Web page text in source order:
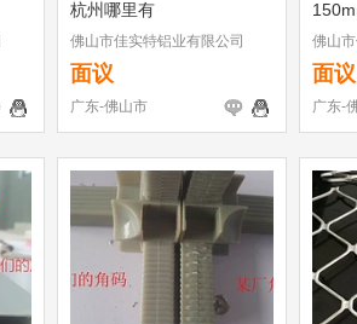
杭州哪里有
佛山市佳实特铝业有限公司
面议
广东-佛山市
佛山
面议
广东-